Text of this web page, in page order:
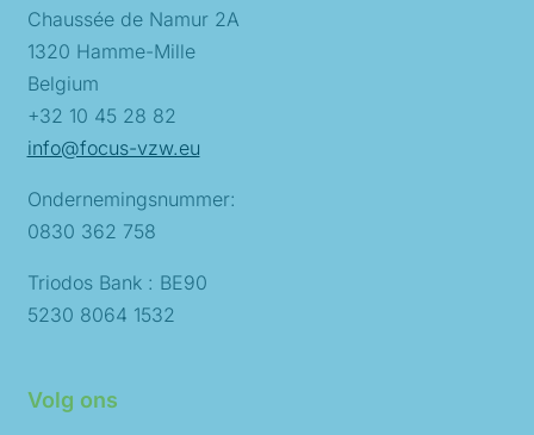
Chaussée de Namur 2A
1320 Hamme-Mille
Belgium
+32 10 45 28 82
info@focus-vzw.eu
Ondernemingsnummer:
0830 362 758
Triodos Bank : BE90
5230 8064 1532
Volg ons